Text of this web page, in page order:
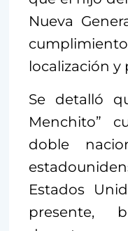
Nueva
localización y
Se detalló
Menchito”
doble
Estados
presente,